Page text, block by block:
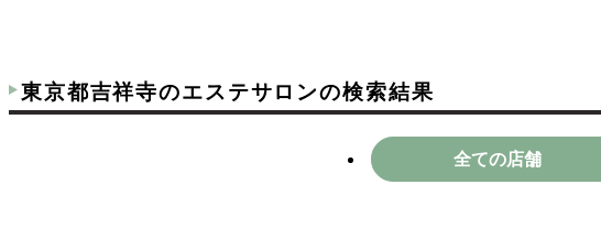
東京都吉祥寺のエステサロンの検索結果
全ての店舗